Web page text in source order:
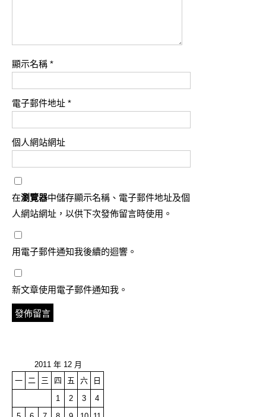
顯示名稱 *
電子郵件地址 *
個人網站網址
在瀏覽器中儲存顯示名稱、電子郵件地址及個
人網站網址，以供下次發佈留言時使用。
用電子郵件通知我後續的迴響。
新文章使用電子郵件通知我。
2011 年 12 月
一
二 三 四 五 六
日
1
2 3
4